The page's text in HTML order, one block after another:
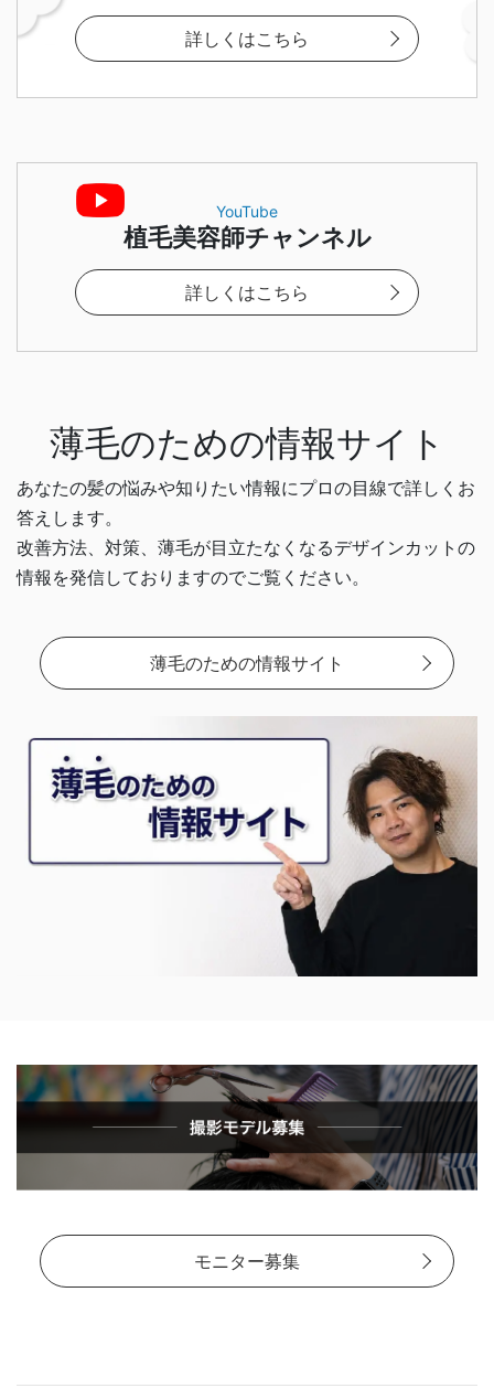
詳しくはこちら
YouTube
植毛美容師チャンネル
詳しくはこちら
薄毛のための情報サイト
あなたの髪の悩みや知りたい情報にプロの目線で詳しくお
答えします。
改善方法、対策、薄毛が目立たなくなるデザインカットの
情報を発信しておりますのでご覧ください。
薄毛のための情報サイト
モニター募集